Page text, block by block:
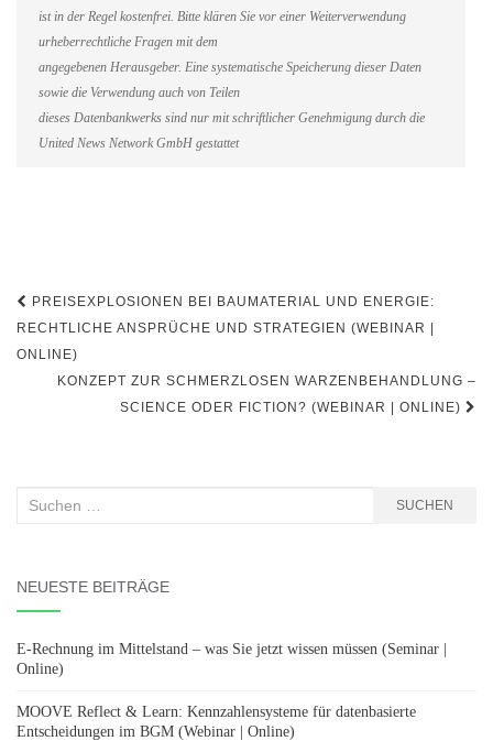
ist in der Regel kostenfrei. Bitte klären Sie vor einer Weiterverwendung
urheberrechtliche Fragen mit dem
angegebenen Herausgeber. Eine systematische Speicherung dieser Daten
sowie die Verwendung auch von Teilen
dieses Datenbankwerks sind nur mit schriftlicher Genehmigung durch die
United News Network GmbH gestattet
Beitragsnavigation
PREISEXPLOSIONEN BEI BAUMATERIAL UND ENERGIE:
RECHTLICHE ANSPRÜCHE UND STRATEGIEN (WEBINAR |
ONLINE)
KONZEPT ZUR SCHMERZLOSEN WARZENBEHANDLUNG –
SCIENCE ODER FICTION? (WEBINAR | ONLINE)
Suchen
SUCHEN
NEUESTE BEITRÄGE
E-Rechnung im Mittelstand – was Sie jetzt wissen müssen (Seminar |
Online)
MOOVE Reflect & Learn: Kennzahlensysteme für datenbasierte
Entscheidungen im BGM (Webinar | Online)